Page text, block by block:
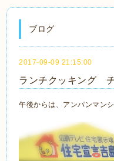
ブログ
2017-09-09 21:15:00
ランチクッキング
午後からは、アンパンマン